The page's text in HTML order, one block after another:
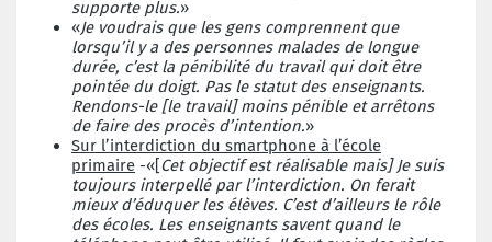
supporte plus.»
«Je voudrais que les gens comprennent que
lorsqu’il y a des personnes malades de longue
durée, c’est la pénibilité du travail qui doit être
pointée du doigt. Pas le statut des enseignants.
Rendons-le [le travail] moins pénible et arrêtons
de faire des procès d’intention.»
Sur l’interdiction du smartphone à l’école
primaire -«[Cet objectif est réalisable mais] Je suis
toujours interpellé par l’interdiction. On ferait
mieux d’éduquer les élèves. C’est d’ailleurs le rôle
des écoles. Les enseignants savent quand le